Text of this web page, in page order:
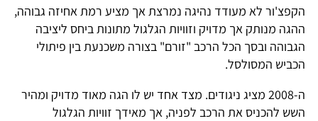
הקפצ'ור לא מעודד נהיגה נמרצת אך מציע רמת אחיזה גבוהה,
ההגה מנותק אך מדויק וזוויות הגלגול מתונות ביחס ליציבה
הגבוהה ובסך הכל הרכב "זורם" בצורה משכנעת בין פיתולי
הכביש המסולסל.
ה-2008 מציג ניגודים. מצד אחד יש לו הגה מאוד מדויק ומהיר
השש להכניס את הרכב לפניה, אך מאידך זוויות הגלגול